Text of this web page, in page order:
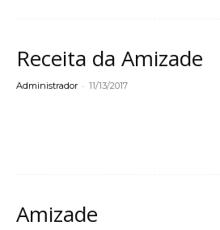
Receita da Amizade
Administrador - 11/13/2017
Amizade